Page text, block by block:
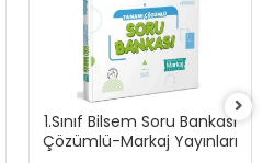
1.Sınıf Bilsem Soru Bankası
Çözümlü-Markaj Yayınları